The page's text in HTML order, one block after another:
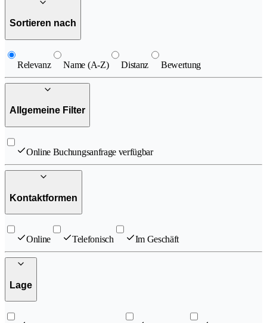
Sortieren nach
Relevanz Name (A-Z) Distanz Bewertung
Allgemeine Filter
Online Buchungsanfrage verfügbar
Kontaktformen
Online Telefonisch Im Geschäft
Lage